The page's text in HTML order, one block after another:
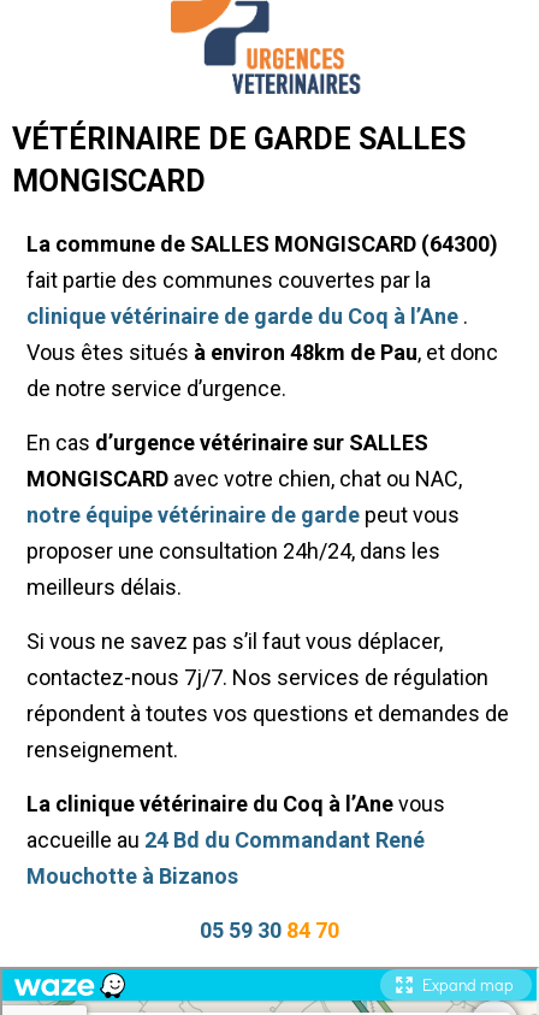
VÉTÉRINAIRE DE GARDE SALLES
MONGISCARD
La commune de SALLES MONGISCARD (64300)
fait partie des communes couvertes par la
clinique vétérinaire de garde du Coq à l’Ane .
Vous êtes situés à environ 48km de Pau, et donc
de notre service d’urgence.
En cas d’urgence vétérinaire sur SALLES
MONGISCARD avec votre chien, chat ou NAC,
notre équipe vétérinaire de garde peut vous
proposer une consultation 24h/24, dans les
meilleurs délais.
Si vous ne savez pas s’il faut vous déplacer,
contactez-nous 7j/7. Nos services de régulation
répondent à toutes vos questions et demandes de
renseignement.
La clinique vétérinaire du Coq à l’Anevous
accueille au 24 Bd du Commandant René
Mouchotte à Bizanos
05 59 30 84 70